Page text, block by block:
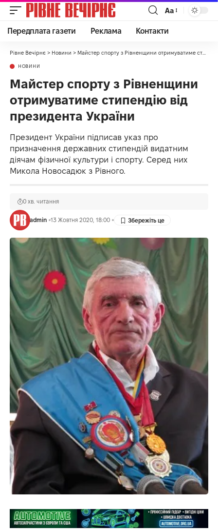
Аа
Передплата газети Реклама Контакти
Рівне Вечірнє > Новини > Майстер спорту з Рівненщини отримуватиме стипендію від президента України
НОВИНИ
Майстер спорту з Рівненщини
отримуватиме стипендію від
президента України
Президент України підписав указ про
призначення державних стипендій видатним
діячам фізичної культури і спорту. Серед них
Микола Новосадюк з Рівного.
admin 13 Жовтня 2020, 18:00
0 хв. читання